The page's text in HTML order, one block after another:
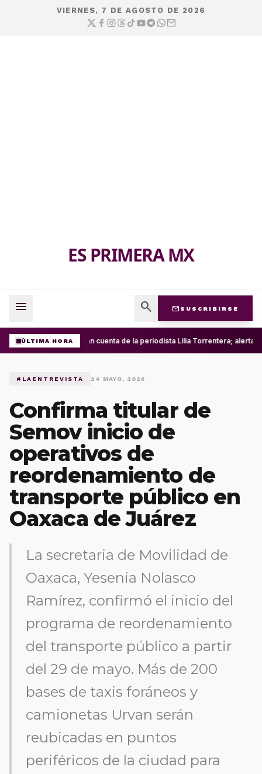
VIERNES, 7 DE AGOSTO DE 2026
ES PRIMERA MX
menu search mail SUSCRIBIRSE
ÚLTIMA HORARoban cuenta de la periodista Lilia Torrentera; alerta
#LAENTREVISTA 24 MAYO, 2026
Confirma titular de
Semov inicio de
operativos de
reordenamiento de
transporte público en
Oaxaca de Juárez
La secretaria de Movilidad de
Oaxaca, Yesenia Nolasco
Ramírez, confirmó el inicio del
programa de reordenamiento
del transporte público a partir
del 29 de mayo. Más de 200
bases de taxis foráneos y
camionetas Urvan serán
reubicadas en puntos
periféricos de la ciudad para